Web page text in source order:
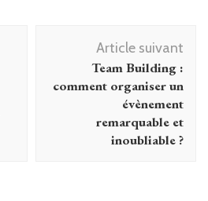
Article suivant
Team Building :
comment organiser un
évènement
remarquable et
inoubliable ?